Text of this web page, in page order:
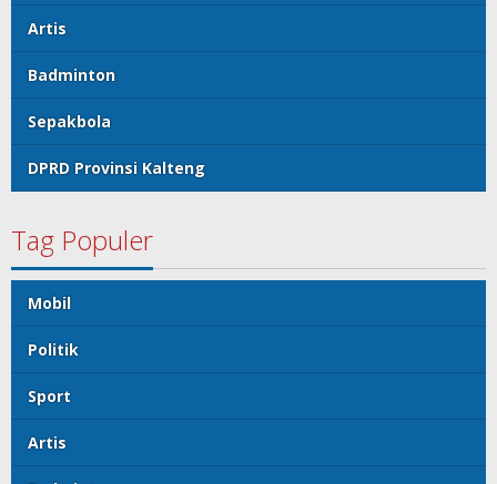
Artis
Badminton
Sepakbola
DPRD Provinsi Kalteng
Tag Populer
Mobil
Politik
Sport
Artis